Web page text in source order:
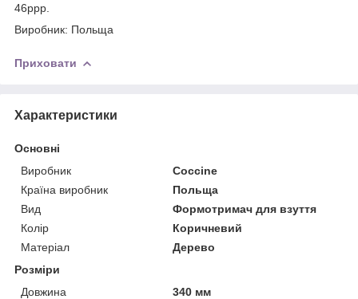
46ррр.
Виробник: Польща
Приховати
Характеристики
Основні
Виробник
Coccine
Країна виробник
Польща
Вид
Формотримач для взуття
Колір
Коричневий
Матеріал
Дерево
Розміри
Довжина
340 мм